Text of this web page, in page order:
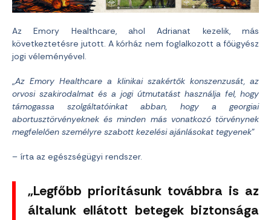
Az Emory Healthcare, ahol Adrianat kezelik, más
következtetésre jutott. A kórház nem foglalkozott a főügyész
jogi véleményével.
„Az Emory Healthcare a klinikai szakértők konszenzusát, az
orvosi szakirodalmat és a jogi útmutatást használja fel, hogy
támogassa szolgáltatóinkat abban, hogy a georgiai
abortusztörvényeknek és minden más vonatkozó törvénynek
megfelelően személyre szabott kezelési ajánlásokat tegyenek”
– írta az egészségügyi rendszer.
„Legfőbb prioritásunk továbbra is az
általunk ellátott betegek biztonsága